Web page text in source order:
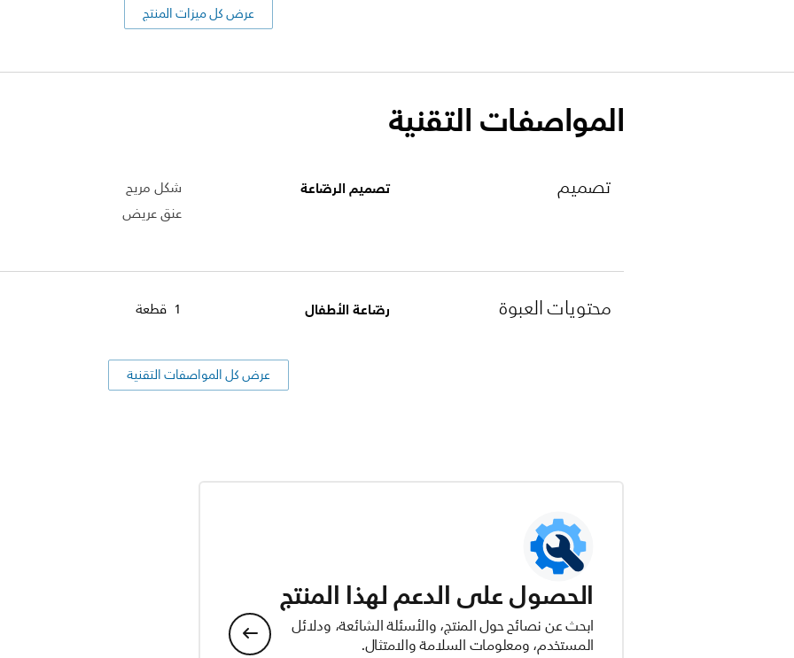
عرض كل ميزات المنتج
المواصفات التقنية
تصميم تصميم الرضّاعة
شكل مريح
عنق عريض
محتويات العبوة رضّاعة الأطفال 1 قطعة
عرض كل المواصفات التقنية
الحصول على الدعم لهذا المنتج
ابحث عن نصائح حول المنتج، والأسئلة الشائعة، ودلائل
المستخدم، ومعلومات السلامة والامتثال.